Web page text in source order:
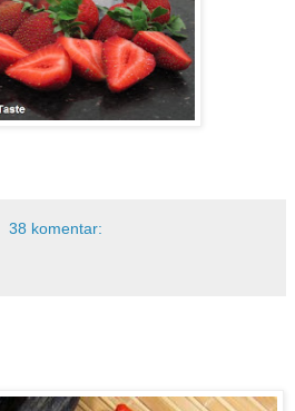
38 komentar: